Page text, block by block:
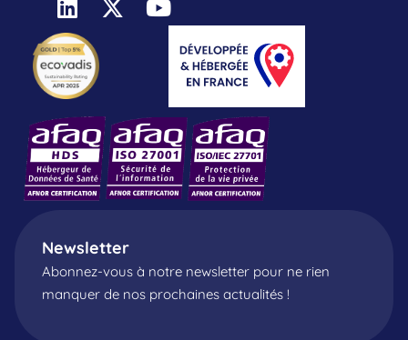
Newsletter
Abonnez-vous à notre newsletter pour ne rien
manquer de nos prochaines actualités !